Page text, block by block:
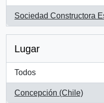
Sociedad Constructora
, 1 resultados
Lugar
Todos
Concepción (Chile)
, 1 resultados